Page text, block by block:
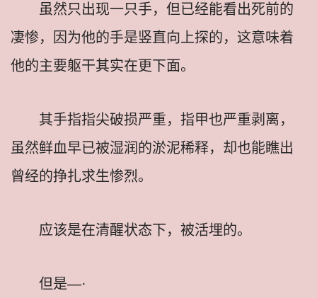
虽然只出现一只手，但已经能看出死前的
凄惨，因为他的手是竖直向上探的，这意味着
他的主要躯干其实在更下面。
其手指指尖破损严重，指甲也严重剥离，
虽然鲜血早已被湿润的淤泥稀释，却也能瞧出
曾经的挣扎求生惨烈。
应该是在清醒状态下，被活埋的。
但是—·